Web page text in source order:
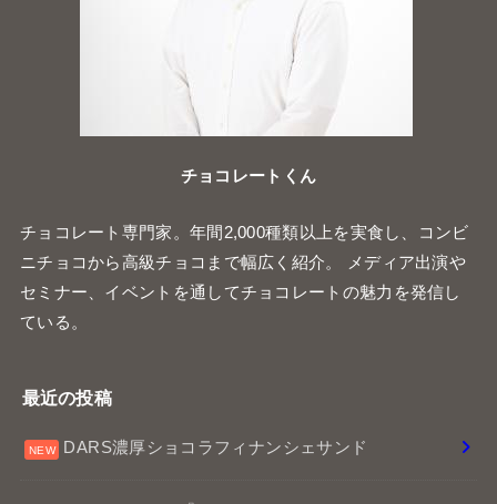
チョコレートくん
チョコレート専門家。年間2,000種類以上を実食し、コンビ
ニチョコから高級チョコまで幅広く紹介。 メディア出演や
セミナー、イベントを通してチョコレートの魅力を発信し
ている。
最近の投稿
DARS濃厚ショコラフィナンシェサンド